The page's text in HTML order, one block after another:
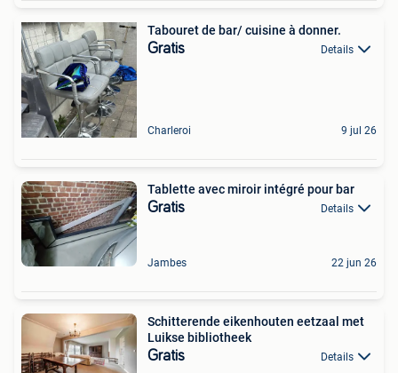
Tabouret de bar/ cuisine à donner.
Gratis Details
Charleroi 9 jul 26
Tablette avec miroir intégré pour bar
Gratis Details
Jambes 22 jun 26
Schitterende eikenhouten eetzaal met
Luikse bibliotheek
Gratis Details